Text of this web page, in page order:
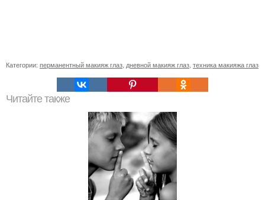
Категории: перманентный макияж глаз дневной макияж глаз техника макияжа глаз
Читайте также